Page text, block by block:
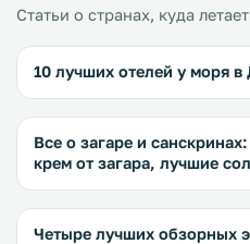
Статьи о странах, куда
10 лучших отелей у моря в
Все о загаре и
крем от загара, лучшие
Четыре лучших обзорных